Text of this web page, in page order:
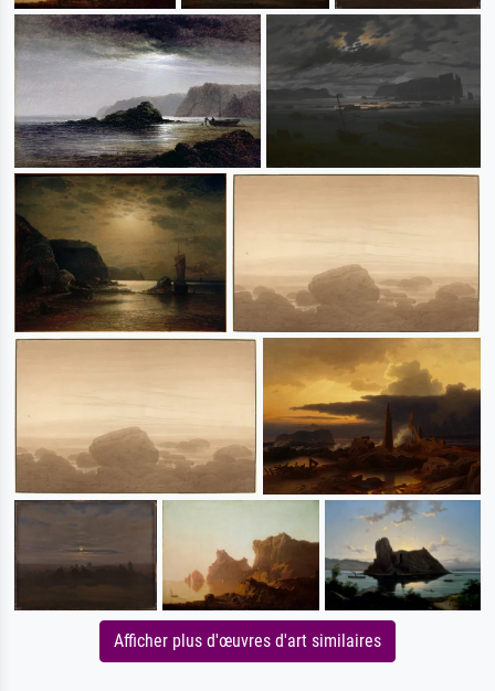
Afficher plus d'œuvres d'art similaires